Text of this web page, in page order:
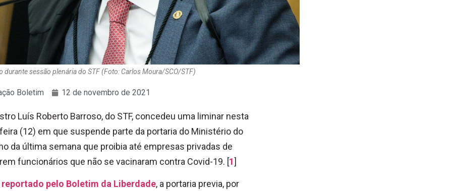
durante sessão plenária do STF (Foto: Carlos Moura/SCO/STF)
Boletim 12 de novembro de 2021
Luís Roberto Barroso, do STF, concedeu uma liminar nesta
(12) em que suspende parte da portaria do Ministério do
da última semana que proibia até empresas privadas de
funcionários que não se vacinaram contra Covid-19. [1]
reportado pelo Boletim da Liberdade, a portaria previa, por